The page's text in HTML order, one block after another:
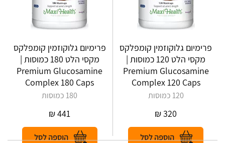
פרימיום גלוקוזמין קומפלקס
מקסי הלט 120 כמוסות |
Premium Glucosamine
Complex 120 Caps
120 כמוסות
320
₪
פרימיום גלוקוזמין קומפלקס
מקסי הלט 180 כמוסות |
Premium Glucosamine
Complex 180 Caps
180 כמוסות
441
₪